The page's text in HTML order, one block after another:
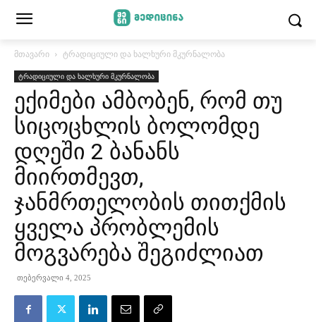
მთავარი ტრადიციული და ხალხური მკურნალობა
ტრადიციული და ხალხური მკურნალობა
ექიმები ამბობენ, რომ თუ
სიცოცხლის ბოლომდე
დღეში 2 ბანანს
მიირთმევთ,
ჯანმრთელობის თითქმის
ყველა პრობლემის
მოგვარება შეგიძლიათ
თებერვალი 4, 2025